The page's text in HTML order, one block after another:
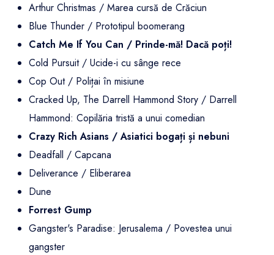
Arthur Christmas / Marea cursă de Crăciun
Blue Thunder / Prototipul boomerang
Catch Me If You Can / Prinde-mă! Dacă poți!
Cold Pursuit / Ucide-i cu sânge rece
Cop Out / Polițai în misiune
Cracked Up, The Darrell Hammond Story / Darrell
Hammond: Copilăria tristă a unui comedian
Crazy Rich Asians / Asiatici bogați și nebuni
Deadfall / Capcana
Deliverance / Eliberarea
Dune
Forrest Gump
Gangster's Paradise: Jerusalema / Povestea unui
gangster